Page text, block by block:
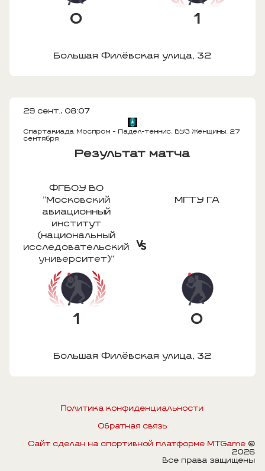
0 1
Большая Филёвская улица, 32
29 сент., 08:07
Спартакиада Моспром - Падел-теннис. ВУЗ Женщины. 27
сентября
Результат матча
ФГБОУ ВО
"Московский
авиационный
институт
(национальный
исследовательский
университет)"
1
МГТУ ГА
0
Большая Филёвская улица, 32
Политика конфиденциальности
Обратная связь
Сайт сделан на спортивной платформе MTGame ©
2026
Все права защищены